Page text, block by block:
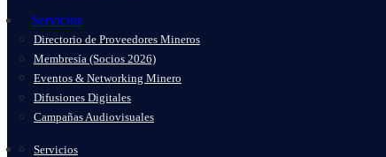
Servicios
Directorio de Proveedores Mineros
Membresía (Socios 2026)
Eventos & Networking Minero
Difusiones Digitales
Campañas Audiovisuales
Servicios